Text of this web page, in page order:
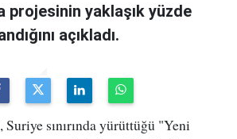
projesinin yaklaşık yüzde
açıkladı.
sınırında yürüttüğü "Yeni